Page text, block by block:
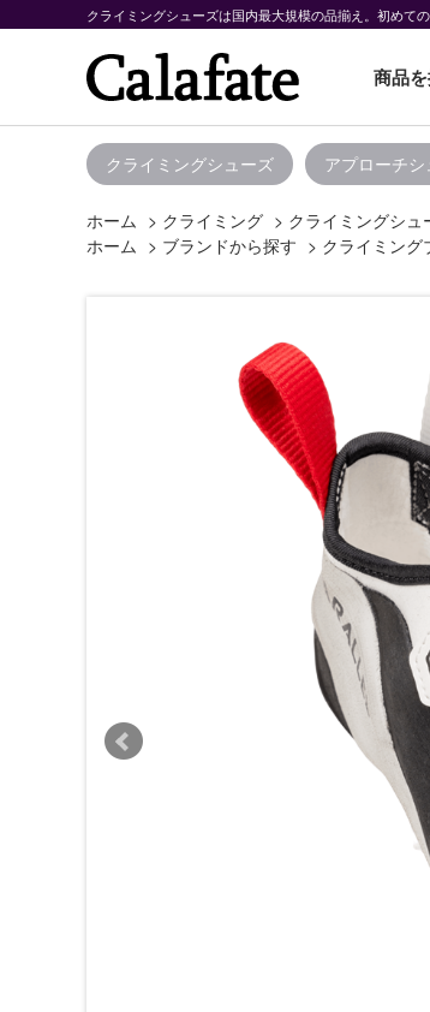
クライミングシューズは国内最大規模の品揃え。初めて
商品
クライミングシューズ アプローチ
ホーム > クライミング > クライミングシュ
ホーム > ブランドから探す > クライミング